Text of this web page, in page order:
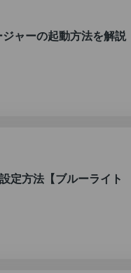
ャーの起動方法を解説
定方法【ブルーライト